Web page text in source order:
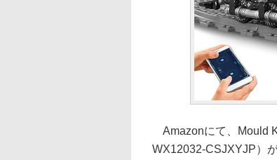
Amazonにて、Mould
WX12032-CSJXYJP）